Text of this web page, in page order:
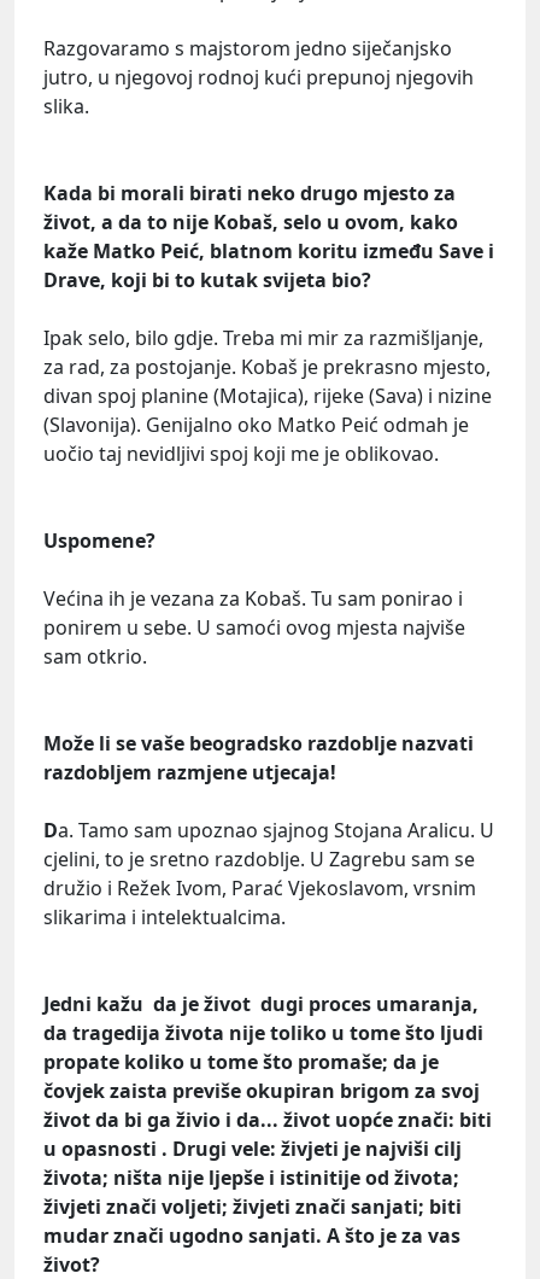
Razgovaramo s majstorom jedno siječanjsko
jutro, u njegovoj rodnoj kući prepunoj njegovih
slika.
Kada bi morali birati neko drugo mjesto za
život, a da to nije Kobaš, selo u ovom, kako
kaže Matko Peić, blatnom koritu između Save i
Drave, koji bi to kutak svijeta bio?
Ipak selo, bilo gdje. Treba mi mir za razmišljanje,
za rad, za postojanje. Kobaš je prekrasno mjesto,
divan spoj planine (Motajica), rijeke (Sava) i nizine
(Slavonija). Genijalno oko Matko Peić odmah je
uočio taj nevidljivi spoj koji me je oblikovao.
Uspomene?
Većina ih je vezana za Kobaš. Tu sam ponirao i
ponirem u sebe. U samoći ovog mjesta najviše
sam otkrio.
Može li se vaše beogradsko razdoblje nazvati
razdobljem razmjene utjecaja!
Da. Tamo sam upoznao sjajnog Stojana Aralicu. U
cjelini, to je sretno razdoblje. U Zagrebu sam se
družio i Režek Ivom, Parać Vjekoslavom, vrsnim
slikarima i intelektualcima.
Jedni kažu da je život dugi proces umaranja,
da tragedija života nije toliko u tome što ljudi
propate koliko u tome što promaše; da je
čovjek zaista previše okupiran brigom za svoj
život da bi ga živio i da... život uopće znači: biti
u opasnosti . Drugi vele: živjeti je najviši cilj
života; ništa nije ljepše i istinitije od života;
živjeti znači voljeti; živjeti znači sanjati; biti
mudar znači ugodno sanjati. A što je za vas
život?